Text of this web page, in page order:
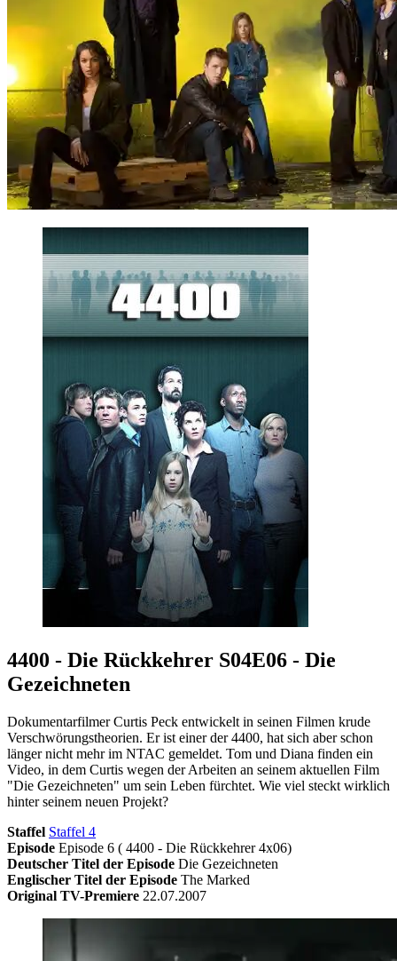
4400 - Die Rückkehrer S04E06 - Die
Gezeichneten
Dokumentarfilmer Curtis Peck entwickelt in seinen Filmen krude
Verschwörungstheorien. Er ist einer der 4400, hat sich aber schon
länger nicht mehr im NTAC gemeldet. Tom und Diana finden ein
Video, in dem Curtis wegen der Arbeiten an seinem aktuellen Film
"Die Gezeichneten" um sein Leben fürchtet. Wie viel steckt wirklich
hinter seinem neuen Projekt?
Staffel Staffel 4
Episode Episode 6 ( 4400 - Die Rückkehrer 4x06)
Deutscher Titel der Episode Die Gezeichneten
Englischer Titel der Episode The Marked
Original TV-Premiere 22.07.2007